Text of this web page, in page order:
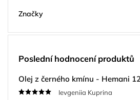
Značky
Poslední hodnocení produktů
Ievgeniia Kuprina